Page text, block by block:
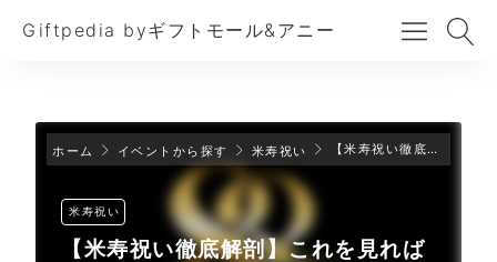
Giftpedia byギフトモール&アニー
ホーム イベントから探す 米寿祝い 【米寿祝い徹底解剖】これを見れば完璧！メッセージ例文テンプレート＆プレゼントランキングTOP10
米寿祝い
【米寿祝い徹底解剖】これを見れば